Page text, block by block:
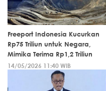
Freeport Indonesia Kucurkan
Rp75 Triliun untuk Negara,
Mimika Terima Rp1,2 Triliun
14/05/2026 11:40 WIB